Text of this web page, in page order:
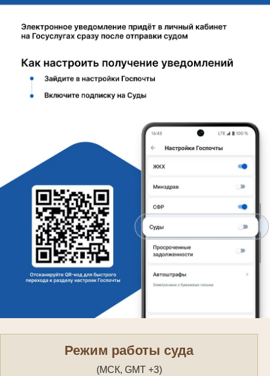
Режим работы суда
(МСК, GMT +3)